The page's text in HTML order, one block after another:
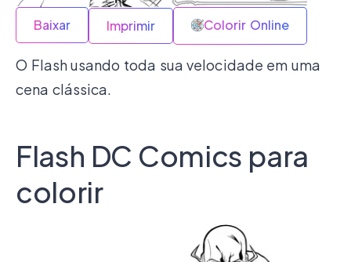
Baixar Imprimir Colorir Online
O Flash usando toda sua velocidade em uma
cena clássica.
Flash DC Comics para
colorir